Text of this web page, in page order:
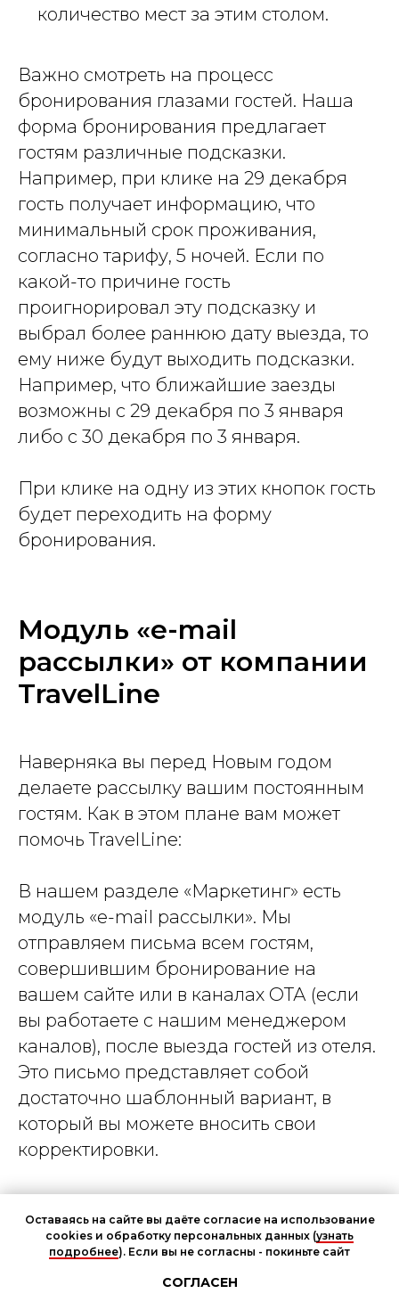
количество мест за этим столом.
Важно смотреть на процесс
бронирования глазами гостей. Наша
форма бронирования предлагает
гостям различные подсказки.
Например, при клике на 29 декабря
гость получает информацию, что
минимальный срок проживания,
согласно тарифу, 5 ночей. Если по
какой-то причине гость
проигнорировал эту подсказку и
выбрал более раннюю дату выезда, то
ему ниже будут выходить подсказки.
Например, что ближайшие заезды
возможны с 29 декабря по 3 января
либо с 30 декабря по 3 января.
При клике на одну из этих кнопок гость
будет переходить на форму
бронирования.
Модуль «e-mail
рассылки» от компании
TravelLine
Наверняка вы перед Новым годом
делаете рассылку вашим постоянным
гостям. Как в этом плане вам может
помочь TravelLine:
В нашем разделе «Маркетинг» есть
модуль «e-mail рассылки». Мы
отправляем письма всем гостям,
совершившим бронирование на
вашем сайте или в каналах ОТА (если
вы работаете с нашим менеджером
каналов), после выезда гостей из отеля.
Это письмо представляет собой
достаточно шаблонный вариант, в
который вы можете вносить свои
корректировки.
К примеру, в письме мы говорим, что
«специально для вас мы подготовили
новогоднюю акцию», и даем ссылку на
Оставаясь на сайте вы даёте согласие на использование
cookies и обработку персональных данных (узнать
подробнее). Если вы не согласны - покиньте сайт
СОГЛАСЕН